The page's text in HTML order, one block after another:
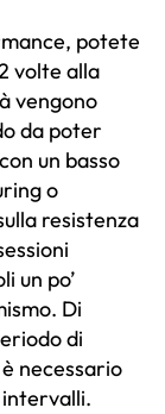
potete
volte alla
vengono
da poter
un basso
o
resistenza
un po’
Di
di
necessario
intervalli.